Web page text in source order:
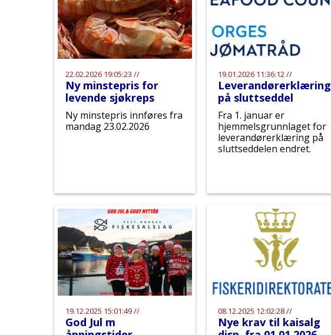
22.02.2026 19:05:23 //
Ny minstepris for
levende sjøkreps
Ny minstepris innføres fra
mandag 23.02.2026
19.01.2026 11:36:12 //
Leverandørerklæring
på sluttseddel
Fra 1. januar er
hjemmelsgrunnlaget for
leverandørerklæring på
sluttseddelen endret.
19.12.2025 15:01:49 //
God Jul m
08.12.2025 12:02:28 //
Nye krav til kaisalg